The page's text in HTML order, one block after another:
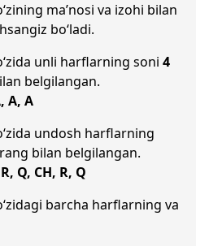
ma’nosi va izohi bilan
bo‘ladi.
unli harflarning soni 4
belgilangan.
A, A
undosh harflarning
bilan belgilangan.
Q, CH, R, Q
barcha harflarning va